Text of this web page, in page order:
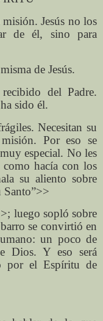
Jesús no los
de él, sino para
de Jesús.
del Padre.
sido él.
Necesitan su
Por eso se
especial. No les
hacía con los
su aliento sobre
Santo”>>
luego sopló sobre
se convirtió en
un poco de
Dios. Y eso será
por el Espíritu de